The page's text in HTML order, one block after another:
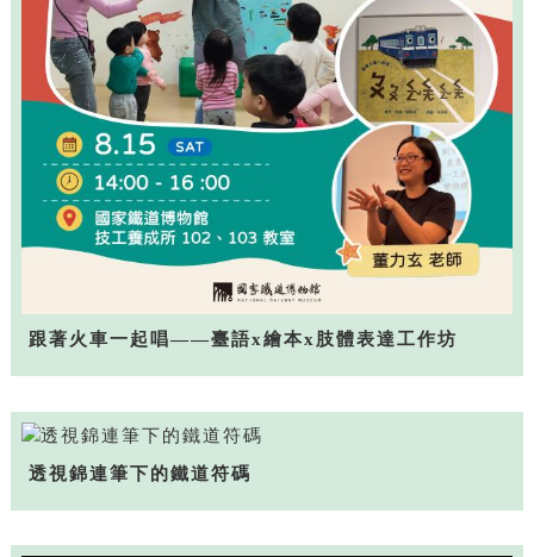
跟著火車一起唱——臺語x繪本x肢體表達工作坊
透視錦連筆下的鐵道符碼